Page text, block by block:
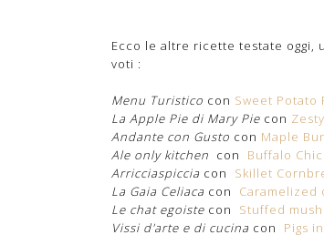
Ecco le altre ricette testate oggi,
voti :
Menu Turistico con Sweet Potato
La Apple Pie di Mary Pie con
Andante con Gusto con Maple
Ale only kitchen con Buffalo
Arricciaspiccia con Skillet
La Gaia Celiaca con
Le chat egoiste con Stuffed
Vissi d'arte e di cucina con Pigs